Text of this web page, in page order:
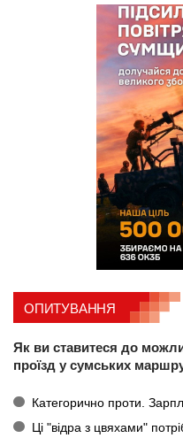
ОПИТУВАННЯ
Як ви ставитеся до
проїзд у сумських
Категорично проти.
Ці "відра з цвяхами"